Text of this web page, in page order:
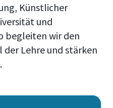
Künstlicher
und
begleiten wir den
Lehre und stärken